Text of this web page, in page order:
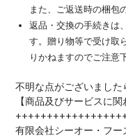
また、ご返送時の梱包
返品・交換の手続きは
す。贈り物等で受け取
りかねますのでご注意
不明な点がございました
【商品及びサービスに関
有限会社シーオー・フー